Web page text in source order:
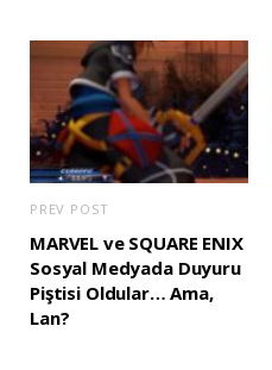
PREV POST
MARVEL ve SQUARE ENIX
Sosyal Medyada Duyuru
Piştisi Oldular… Ama,
Lan?